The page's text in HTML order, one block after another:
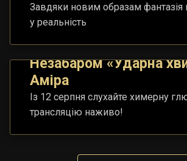
Завдяки новим образам фантазія
у реальність
Незабаром «Ударна
Аміра
Із 12 серпня слухайте химерну
трансляцію наживо!